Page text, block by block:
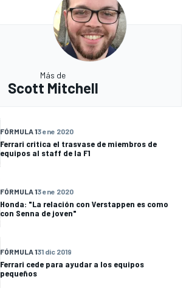
Más de
Scott Mitchell
FÓRMULA 13 ene 2020
Ferrari critica el trasvase de miembros de
equipos al staff de la F1
FÓRMULA 13 ene 2020
Honda: "La relación con Verstappen es como
con Senna de joven"
FÓRMULA 131 dic 2019
Ferrari cede para ayudar a los equipos
pequeños